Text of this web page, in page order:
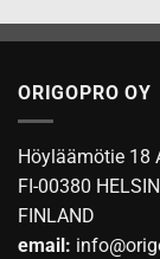
ORIGOPRO OY
Höyläämötie 18
FI-00380
FINLAND
email: